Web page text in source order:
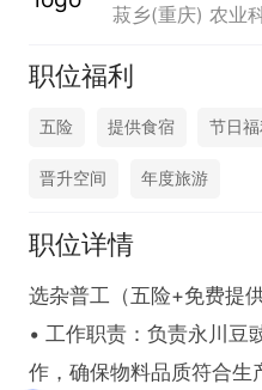
菽乡(重庆) 农业
职位福利
五险 提供食宿 节日福
晋升空间 年度旅游
职位详情
选杂普工（五险+免费提
• 工作职责：负责永川豆
作，确保物料品质符合生